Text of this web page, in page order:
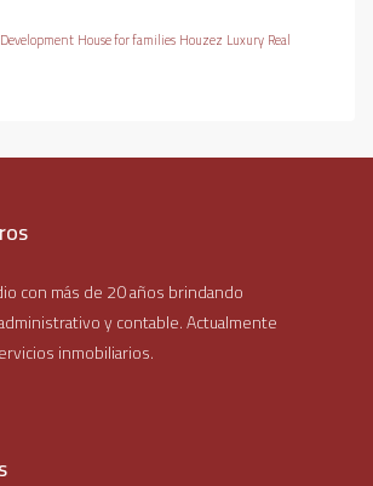
House for families Houzez Luxury Real
con más de 20 años brindando
y contable. Actualmente
inmobiliarios.